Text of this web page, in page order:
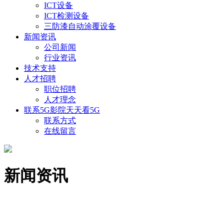
ICT设备
ICT检测设备
三防漆自动涂覆设备
新闻资讯
公司新闻
行业资讯
技术支持
人才招聘
职位招聘
人才理念
联系5G影院天天看5G
联系方式
在线留言
新闻资讯